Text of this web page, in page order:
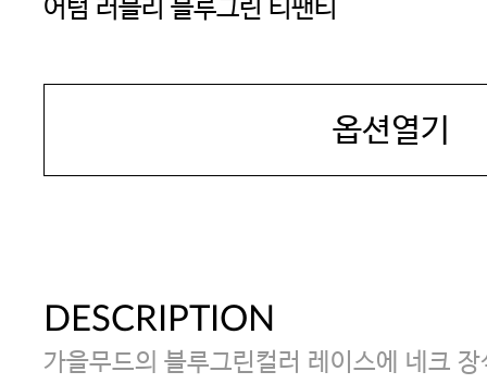
어텀 러블리 블루그린 티팬티
옵션열기
DESCRIPTION
가을무드의 블루그린컬러 레이스에 네크